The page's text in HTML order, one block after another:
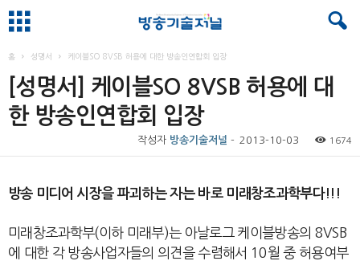
홈 성명서 케이블SO 8VSB 허용에 대한 방송인연합회 입장
[성명서] 케이블SO 8VSB 허용에 대
한 방송인연합회 입장
작성자 방송기술저널 - 2013-10-03 1674
방송 미디어 시장을 파괴하는 자는 바로 미래창조과학부다!!!
미래창조과학부(이하 미래부)는 아날로그 케이블방송의 8VSB
에 대한 각 방송사업자들의 의견을 수렴해서 10월 중 허용여부